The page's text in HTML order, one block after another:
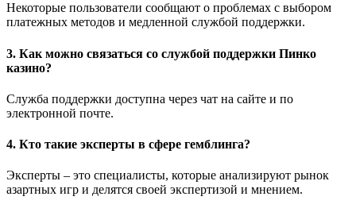
Некоторые пользователи сообщают о проблемах с выбором
платежных методов и медленной службой поддержки.
3. Как можно связаться со службой поддержки Пинко
казино?
Служба поддержки доступна через чат на сайте и по
электронной почте.
4. Кто такие эксперты в сфере гемблинга?
Эксперты – это специалисты, которые анализируют рынок
азартных игр и делятся своей экспертизой и мнением.